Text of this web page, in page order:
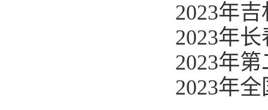
2023年
2023年
2023年
2023年